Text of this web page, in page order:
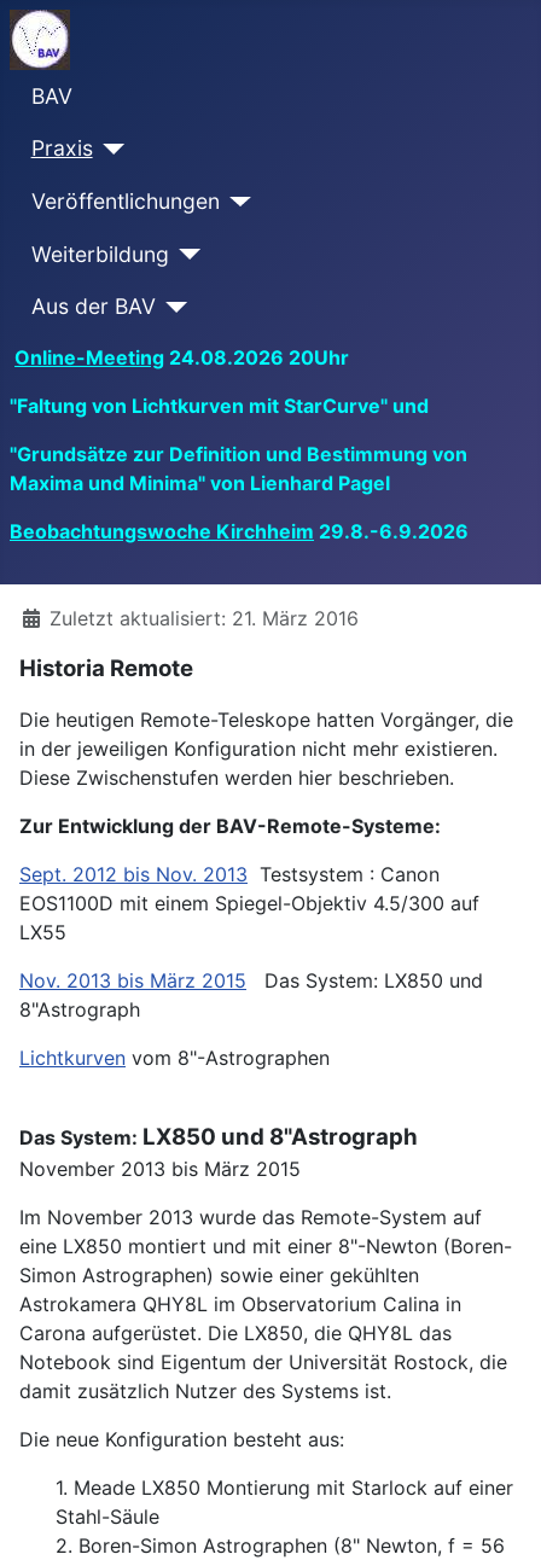
BAV
Praxis
Veröffentlichungen
Weiterbildung
Aus der BAV
Online-Meeting 24.08.2026 20Uhr
"Faltung von Lichtkurven mit StarCurve" und
"Grundsätze zur Definition und Bestimmung von
Maxima und Minima" von Lienhard Pagel
Beobachtungswoche Kirchheim 29.8.-6.9.2026
DetailsZuletzt aktualisiert: 21. März 2016
Historia Remote
Die heutigen Remote-Teleskope hatten Vorgänger, die
in der jeweiligen Konfiguration nicht mehr existieren.
Diese Zwischenstufen werden hier beschrieben.
Zur Entwicklung der BAV-Remote-Systeme:
Sept. 2012 bis Nov. 2013 Testsystem : Canon
EOS1100D mit einem Spiegel-Objektiv 4.5/300 auf
LX55
Nov. 2013 bis März 2015 Das System: LX850 und
8"Astrograph
Lichtkurven vom 8"-Astrographen
Das System: LX850 und 8"Astrograph
November 2013 bis März 2015
Im November 2013 wurde das Remote-System auf
eine LX850 montiert und mit einer 8"-Newton (Boren-
Simon Astrographen) sowie einer gekühlten
Astrokamera QHY8L im Observatorium Calina in
Carona aufgerüstet. Die LX850, die QHY8L das
Notebook sind Eigentum der Universität Rostock, die
damit zusätzlich Nutzer des Systems ist.
Die neue Konfiguration besteht aus:
1. Meade LX850 Montierung mit Starlock auf einer
Stahl-Säule
2. Boren-Simon Astrographen (8" Newton, f = 56